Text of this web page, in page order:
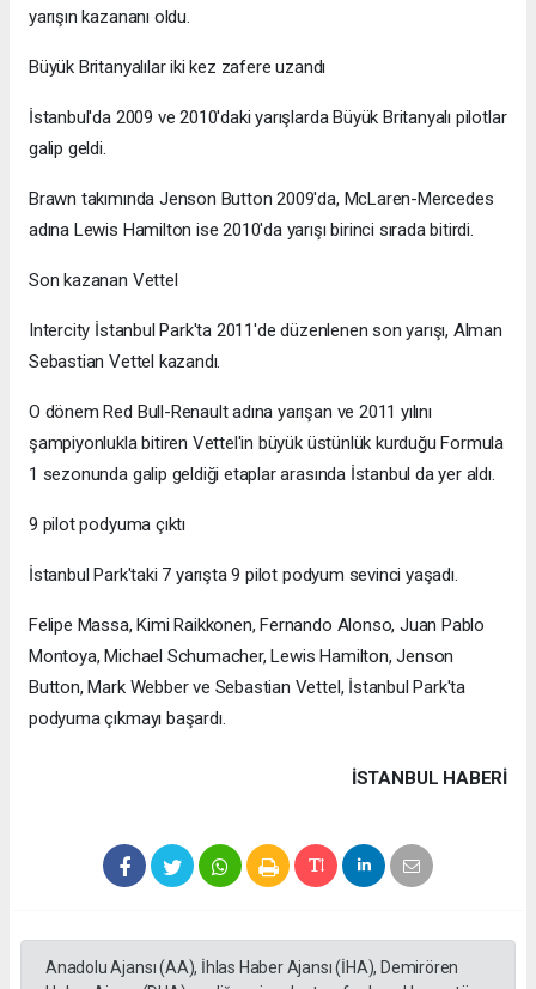
yarışın kazananı oldu.
Büyük Britanyalılar iki kez zafere uzandı
İstanbul'da 2009 ve 2010'daki yarışlarda Büyük Britanyalı pilotlar
galip geldi.
Brawn takımında Jenson Button 2009'da, McLaren-Mercedes
adına Lewis Hamilton ise 2010'da yarışı birinci sırada bitirdi.
Son kazanan Vettel
Intercity İstanbul Park'ta 2011'de düzenlenen son yarışı, Alman
Sebastian Vettel kazandı.
O dönem Red Bull-Renault adına yarışan ve 2011 yılını
şampiyonlukla bitiren Vettel'in büyük üstünlük kurduğu Formula
1 sezonunda galip geldiği etaplar arasında İstanbul da yer aldı.
9 pilot podyuma çıktı
İstanbul Park'taki 7 yarışta 9 pilot podyum sevinci yaşadı.
Felipe Massa, Kimi Raikkonen, Fernando Alonso, Juan Pablo
Montoya, Michael Schumacher, Lewis Hamilton, Jenson
Button, Mark Webber ve Sebastian Vettel, İstanbul Park'ta
podyuma çıkmayı başardı.
İSTANBUL HABERİ
Anadolu Ajansı (AA), İhlas Haber Ajansı (İHA), Demirören